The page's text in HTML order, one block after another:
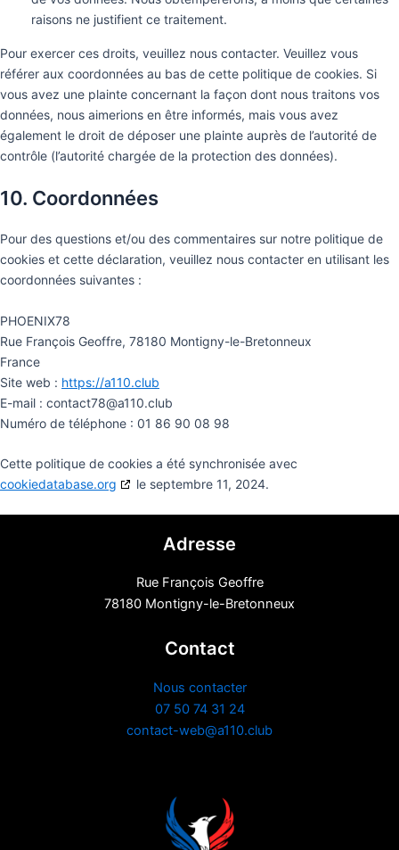
raisons ne justifient ce traitement.
Pour exercer ces droits, veuillez nous contacter. Veuillez vous
référer aux coordonnées au bas de cette politique de cookies. Si
vous avez une plainte concernant la façon dont nous traitons vos
données, nous aimerions en être informés, mais vous avez
également le droit de déposer une plainte auprès de l’autorité de
contrôle (l’autorité chargée de la protection des données).
10. Coordonnées
Pour des questions et/ou des commentaires sur notre politique de
cookies et cette déclaration, veuillez nous contacter en utilisant les
coordonnées suivantes :
PHOENIX78
Rue François Geoffre, 78180 Montigny-le-Bretonneux
France
Site web : https://a110.club
E-mail : contact78@a110.club
Numéro de téléphone : 01 86 90 08 98
Cette politique de cookies a été synchronisée avec
cookiedatabase.org
le septembre 11, 2024.
Adresse
Rue François Geoffre
78180 Montigny-le-Bretonneux
Contact
Nous contacter
07 50 74 31 24
contact-web@a110.club